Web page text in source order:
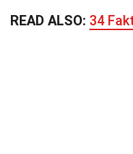
READ ALSO: 34